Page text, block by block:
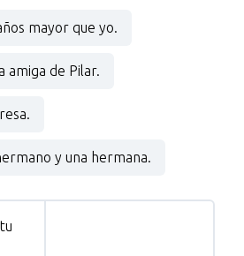
mayor que yo.
amiga de Pilar.
y una hermana.